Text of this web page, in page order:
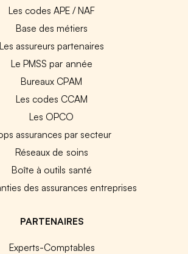
Les codes APE / NAF
Base des métiers
Les assureurs partenaires
Le PMSS par année
Bureaux CPAM
Les codes CCAM
Les OPCO
assurances par secteur
Réseaux de soins
Boîte à outils santé
des assurances entreprises
PARTENAIRES
Experts-Comptables